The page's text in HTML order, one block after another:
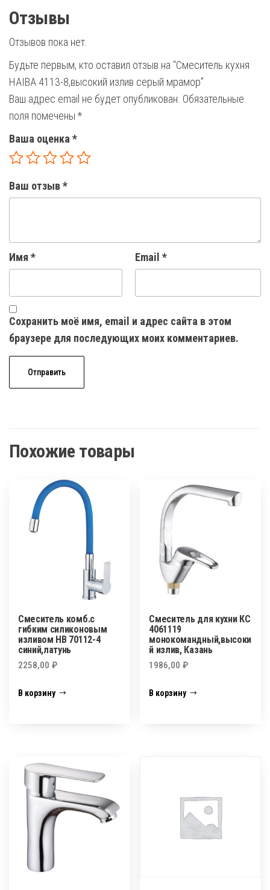
Отзывы
Отзывов пока нет.
Будьте первым, кто оставил отзыв на “Смеситель кухня
HAIBA 4113-8,высокий излив серый мрамор”
Ваш адрес email не будет опубликован. Обязательные
поля помечены *
Ваша оценка *
Ваш отзыв*
Имя * Email *
Сохранить моё имя, email и адрес сайта в этом
браузере для последующих моих комментариев.
Похожие товары
Смеситель комб.с
гибким силиконовым
изливом HВ 70112-4
синий,латунь
2258,00 ₽
В корзину
Смеситель для кухни КС
4061119
монокомандный,высоки
й излив, Казань
1986,00₽
В корзину